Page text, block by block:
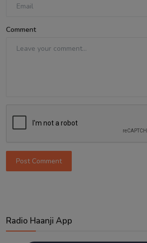
Comment
Post Comment
Radio Haanji App